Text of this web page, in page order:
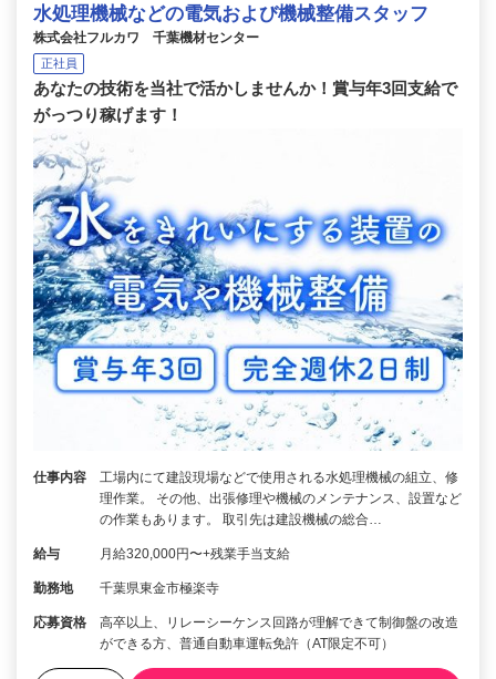
水処理機械などの電気および機械整備スタッフ
株式会社フルカワ 千葉機材センター
正社員
あなたの技術を当社で活かしませんか！賞与年3回支給で
がっつり稼げます！
仕事内容
工場内にて建設現場などで使用される水処理機械の組立、修
理作業。 その他、出張修理や機械のメンテナンス、設置など
の作業もあります。 取引先は建設機械の総合…
給与 月給320,000円〜+残業手当支給
勤務地 千葉県東金市極楽寺
応募資格
高卒以上、リレーシーケンス回路が理解できて制御盤の改造
ができる方、普通自動車運転免許（AT限定不可）